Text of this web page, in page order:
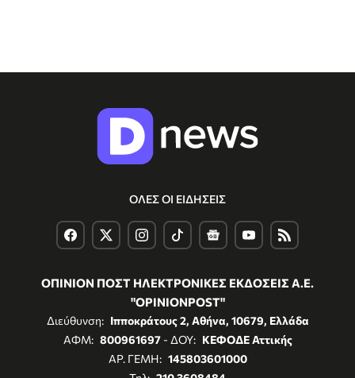
ΟΛΕΣ ΟΙ ΕΙΔΗΣΕΙΣ
ΟΠΙΝΙΟΝ ΠΟΣΤ ΗΛΕΚΤΡΟΝΙΚΕΣ ΕΚΔΟΣΕΙΣ Α.Ε.
"OPINIONPOST"
Διεύθυνση: Ιπποκράτους 2, Αθήνα, 10679, Ελλάδα
ΑΦΜ: 800961697- ΔΟΥ: ΚΕΦΟΔΕ Αττικής
ΑΡ. ΓΕΜΗ: 145803601000